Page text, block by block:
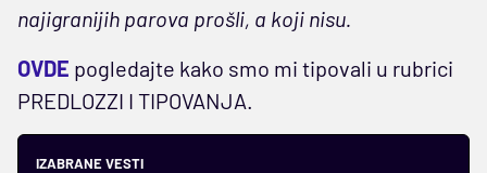
najigranijih parova prošli, a koji nisu.
OVDE pogledajte kako smo mi tipovali u rubrici
PREDLOZZI I TIPOVANJA.
IZABRANE VESTI